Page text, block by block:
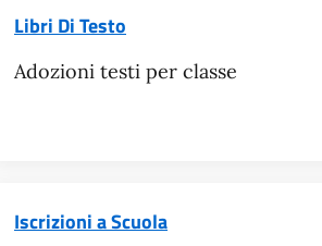
Libri Di Testo
Adozioni testi per classe
Iscrizioni a Scuola